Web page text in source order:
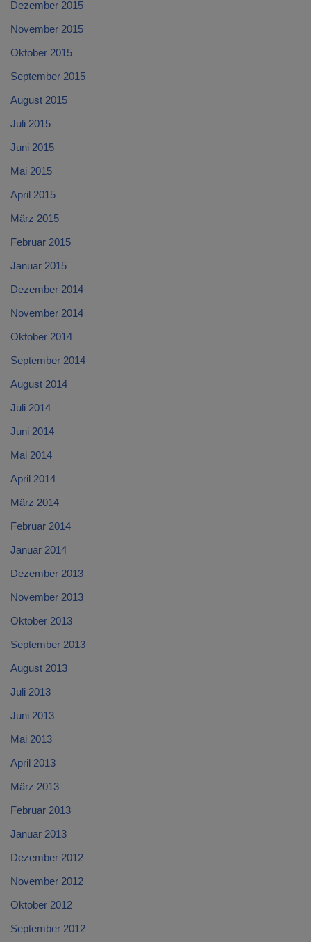
Dezember 2015
November 2015
Oktober 2015
September 2015
August 2015
Juli 2015
Juni 2015
Mai 2015
April 2015
März 2015
Februar 2015
Januar 2015
Dezember 2014
November 2014
Oktober 2014
September 2014
August 2014
Juli 2014
Juni 2014
Mai 2014
April 2014
März 2014
Februar 2014
Januar 2014
Dezember 2013
November 2013
Oktober 2013
September 2013
August 2013
Juli 2013
Juni 2013
Mai 2013
April 2013
März 2013
Februar 2013
Januar 2013
Dezember 2012
November 2012
Oktober 2012
September 2012